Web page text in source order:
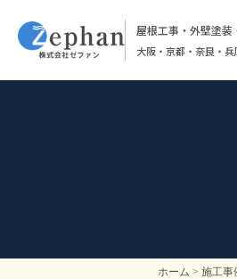
屋根工事・外壁塗
大阪・京都・奈良・
ホーム 施工事